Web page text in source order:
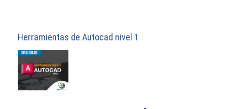
Herramientas de Autocad nivel 1